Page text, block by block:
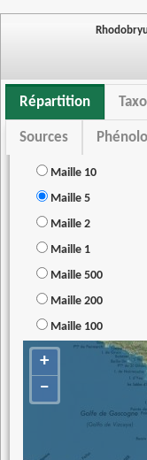
Répartition
Sources
Maille 10
Maille 5
Maille 2
Maille 1
Maille 500
Maille 200
Maille 100
+
−